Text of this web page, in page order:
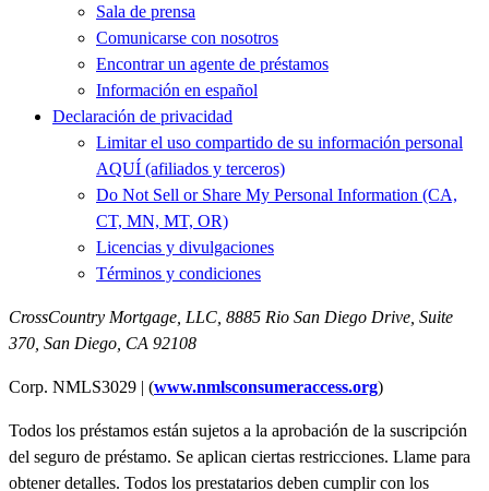
Sala de prensa
Comunicarse con nosotros
Encontrar un agente de préstamos
Información en español
Declaración de privacidad
Limitar el uso compartido de su información personal
AQUÍ (afiliados y terceros)
Do Not Sell or Share My Personal Information (CA,
CT, MN, MT, OR)
Licencias y divulgaciones
Términos y condiciones
CrossCountry Mortgage, LLC, 8885 Rio San Diego Drive, Suite
370 San Diego, CA 92108
Corp. NMLS3029 | (www.nmlsconsumeraccess.org)
Todos los préstamos están sujetos a la aprobación de la suscripción
del seguro de préstamo. Se aplican ciertas restricciones. Llame para
obtener detalles. Todos los prestatarios deben cumplir con los